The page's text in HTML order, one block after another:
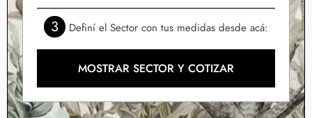
3 Definí el Sector con tus medidas desde acá:
MOSTRAR SECTOR Y COTIZAR